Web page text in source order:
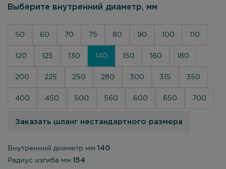
Выберите внутренний диаметр, мм
50 60 70 75 80 90 100 110
120 125 130 140 150 160 180
200 225 250 280 300 315 350
400 450 500 560 600 650 700
Заказать шланг нестандартного размера
Внутренний диаметр мм 140
Радиус изгиба мм 154